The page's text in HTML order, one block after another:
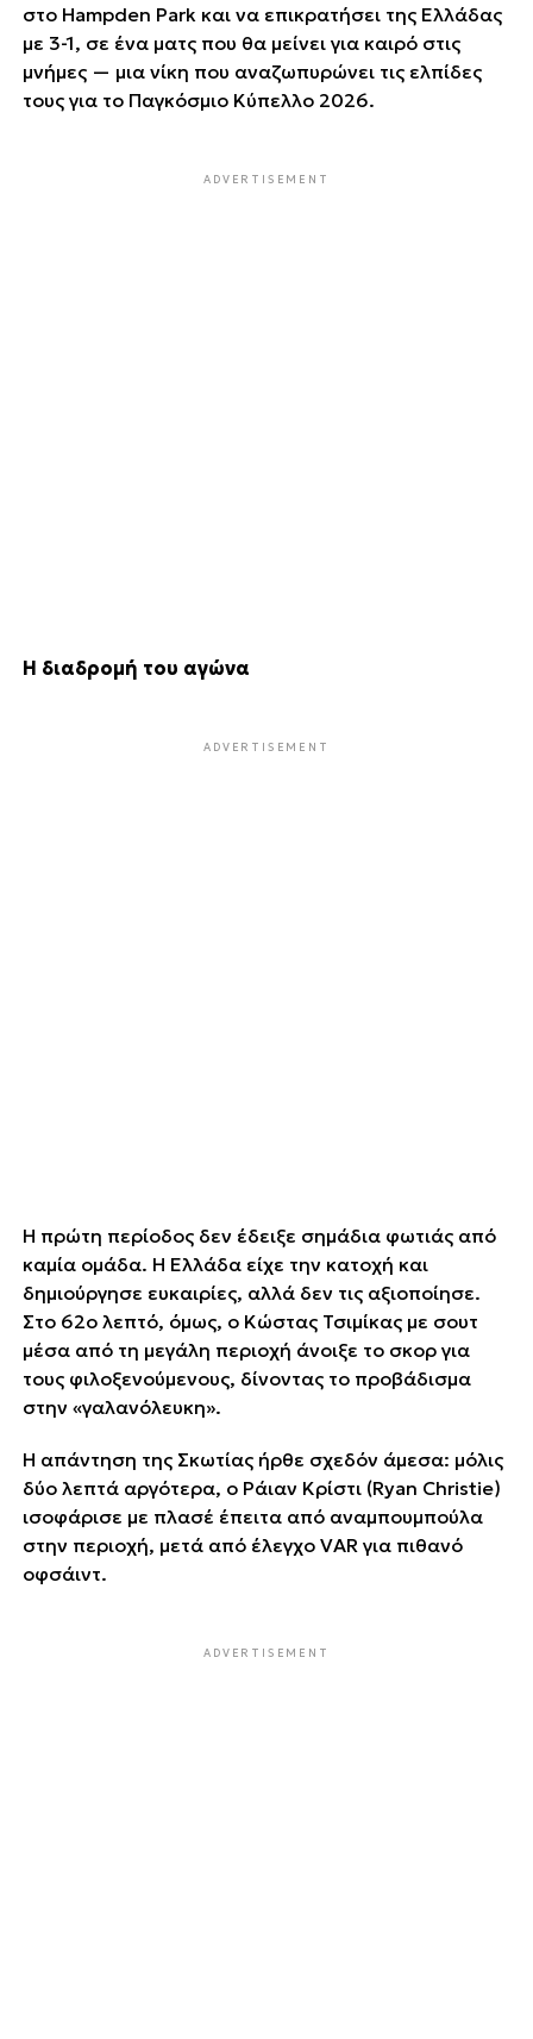
στο Hampden Park και να επικρατήσει της Ελλάδας
με 3-1, σε ένα ματς που θα μείνει για καιρό στις
μνήμες — μια νίκη που αναζωπυρώνει τις ελπίδες
τους για το Παγκόσμιο Κύπελλο 2026.
ADVERTISEMENT
Η διαδρομή του αγώνα
ADVERTISEMENT
Η πρώτη περίοδος δεν έδειξε σημάδια φωτιάς από
καμία ομάδα. Η Ελλάδα είχε την κατοχή και
δημιούργησε ευκαιρίες, αλλά δεν τις αξιοποίησε.
Στο 62ο λεπτό, όμως, ο Κώστας Τσιμίκας με σουτ
μέσα από τη μεγάλη περιοχή άνοιξε το σκορ για
τους φιλοξενούμενους, δίνοντας το προβάδισμα
στην «γαλανόλευκη».
Η απάντηση της Σκωτίας ήρθε σχεδόν άμεσα: μόλις
δύο λεπτά αργότερα, ο Ράιαν Κρίστι (Ryan Christie)
ισοφάρισε με πλασέ έπειτα από αναμπουμπούλα
στην περιοχή, μετά από έλεγχο VAR για πιθανό
οφσάιντ.
ADVERTISEMENT